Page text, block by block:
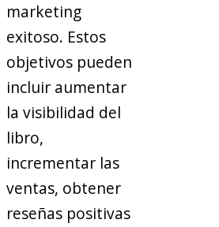
marketing
exitoso. Estos
objetivos pueden
incluir aumentar
la visibilidad del
libro,
incrementar las
ventas, obtener
reseñas positivas